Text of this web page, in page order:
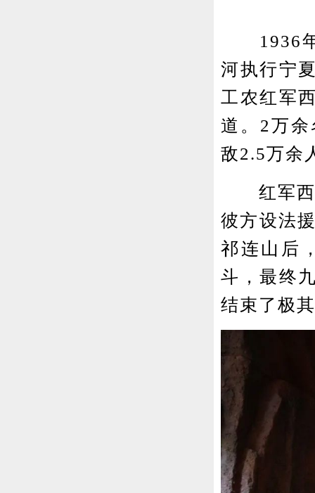
1936年
河执行宁
工农红军
道。2万
敌2.5万余
红军西
彼方设法
祁连山后
斗，最终
结束了极